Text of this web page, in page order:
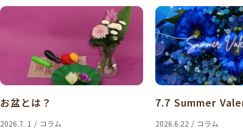
お盆とは？
2026.7. 1 / コラム
7.7 Summer
2026.6.22 / コラム